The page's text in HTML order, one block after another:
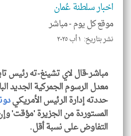
اخبار سلطنة عُمان
موقع كل يوم -مباشر
نشر بتاريخ: ١ أب ٢٠٢٥
مباشر-قال لاي تشينغ-ته رئيس
حددته إدارة الرئيس الأمريكي
المستوردة من الجزيرة 'مؤقت'
التفاوض على نسبة أقل.